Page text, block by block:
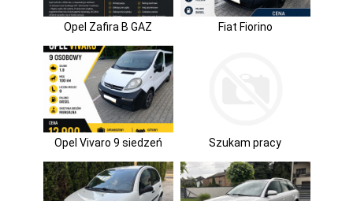
Opel Zafira B GAZ Fiat Fiorino
Opel Vivaro 9 siedzeń Szukam pracy